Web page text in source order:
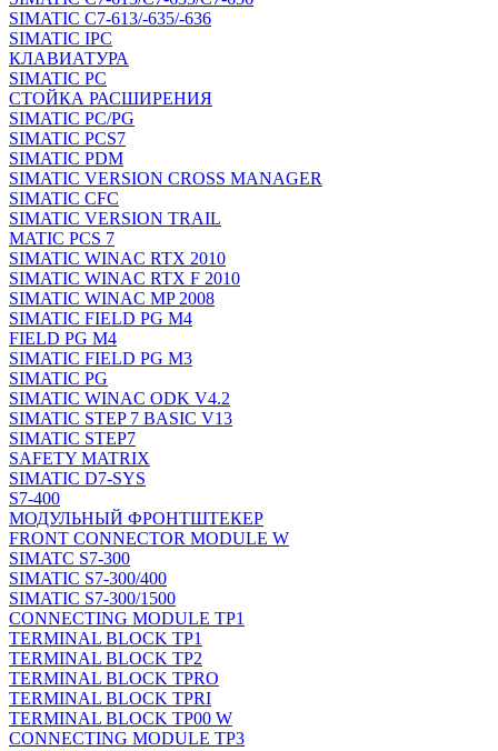
SIMATIC C7-613/-635/-636
SIMATIC IPC
КЛАВИАТУРА
SIMATIC PC
СТОЙКА РАСШИРЕНИЯ
SIMATIC PC/PG
SIMATIC PCS7
SIMATIC PDM
SIMATIC VERSION CROSS MANAGER
SIMATIC CFC
SIMATIC VERSION TRAIL
MATIC PCS 7
SIMATIC WINAC RTX 2010
SIMATIC WINAC RTX F 2010
SIMATIC WINAC MP 2008
SIMATIC FIELD PG M4
FIELD PG M4
SIMATIC FIELD PG M3
SIMATIC PG
SIMATIC WINAC ODK V4.2
SIMATIC STEP 7 BASIC V13
SIMATIC STEP7
SAFETY MATRIX
SIMATIC D7-SYS
S7-400
МОДУЛЬНЫЙ ФРОНТШТЕКЕР
FRONT CONNECTOR MODULE W
SIMATC S7-300
SIMATIC S7-300/400
SIMATIC S7-300/1500
CONNECTING MODULE TP1
TERMINAL BLOCK TP1
TERMINAL BLOCK TP2
TERMINAL BLOCK TPRO
TERMINAL BLOCK TPRI
TERMINAL BLOCK TP00 W
CONNECTING MODULE TP3